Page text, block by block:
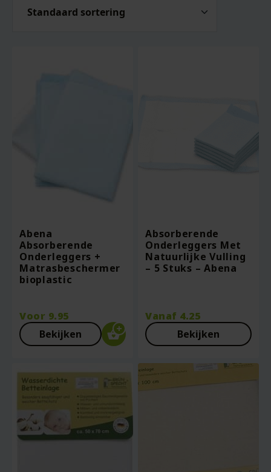
Abena
Absorberende
Onderleggers +
Matrasbeschermer
bioplastic
Voor 9.95
Bekijken
Absorberende
Onderleggers Met
Natuurlijke Vulling
– 5 Stuks – Abena
Vanaf 4.25
Bekijken